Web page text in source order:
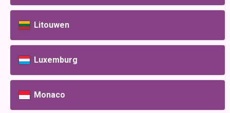
Litouwen
Luxemburg
Monaco